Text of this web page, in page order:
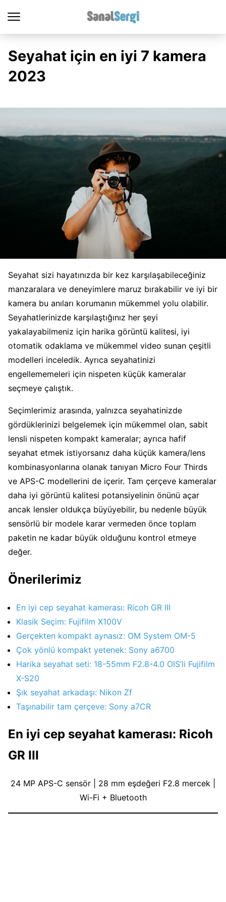
Seyahat için en iyi 7 kamera
2023
Seyahat sizi hayatınızda bir kez karşılaşabileceğiniz
manzaralara ve deneyimlere maruz bırakabilir ve iyi bir
kamera bu anıları korumanın mükemmel yolu olabilir.
Seyahatlerinizde karşılaştığınız her şeyi
yakalayabilmeniz için harika görüntü kalitesi, iyi
otomatik odaklama ve mükemmel video sunan çeşitli
modelleri inceledik. Ayrıca seyahatinizi
engellememeleri için nispeten küçük kameralar
seçmeye çalıştık.
Seçimlerimiz arasında, yalnızca seyahatinizde
gördüklerinizi belgelemek için mükemmel olan, sabit
lensli nispeten kompakt kameralar; ayrıca hafif
seyahat etmek istiyorsanız daha küçük kamera/lens
kombinasyonlarına olanak tanıyan Micro Four Thirds
ve APS-C modellerini de içerir. Tam çerçeve kameralar
daha iyi görüntü kalitesi potansiyelinin önünü açar
ancak lensler oldukça büyüyebilir, bu nedenle büyük
sensörlü bir modele karar vermeden önce toplam
paketin ne kadar büyük olduğunu kontrol etmeye
değer.
Önerilerimiz
En iyi cep seyahat kamerası: Ricoh GR III
Klasik Seçim: Fujifilm X100V
Gerçekten kompakt aynasız: OM System OM-5
Çok yönlü kompakt yetenek: Sony a6700
Harika seyahat seti: 18-55mm F2.8-4.0 OIS’li Fujifilm
X-S20
Şık seyahat arkadaşı: Nikon Zf
Taşınabilir tam çerçeve: Sony a7CR
En iyi cep seyahat kamerası: Ricoh
GR III
24 MP APS-C sensör | 28 mm eşdeğeri F2.8 mercek |
Wi-Fi + Bluetooth